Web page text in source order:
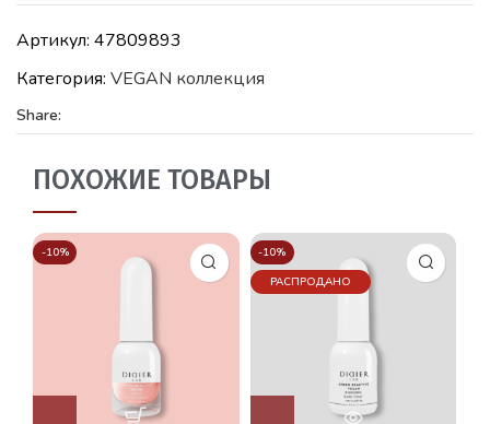
Артикул: 47809893
Категория: VEGAN коллекция
Share:
ПОХОЖИЕ ТОВАРЫ
-10%
-10%
РАСПРОДАНО